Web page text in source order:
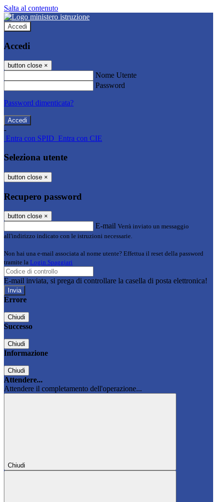
Salta al contenuto
Accedi
Accedi
button close ×
Nome Utente
Password
Password dimenticata?
-
Entra con SPID Entra con CIE
Seleziona utente
button close ×
Recupero password
button close ×
E-mail Verrà inviato un messaggio
all'indirizzo indicato con le istruzioni necessarie.
Non hai una e-mail associata al nome utente? Effettua il reset della password
tramite la Login Spaggiari
E-mail inviata, si prega di controllare la casella di posta elettronica!
Errore
Chiudi
Successo
Chiudi
Informazione
Chiudi
Attendere...
Attendere il completamento dell'operazione...
Chiudi